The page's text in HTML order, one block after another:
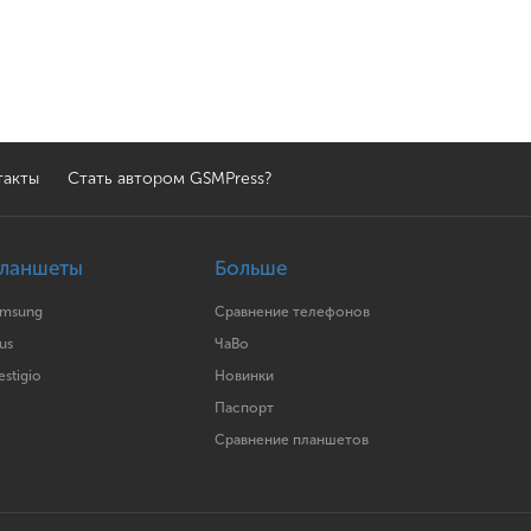
Стать автором GSMPress?
Больше
Сравнение телефонов
ЧаВо
Новинки
Паспорт
Сравнение планшетов